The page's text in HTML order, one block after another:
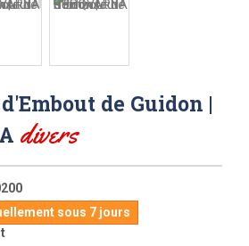
de Guidon |
divers
sous 7 jours